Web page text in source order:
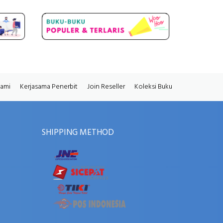
Kerjasama Penerbit Join Reseller Koleksi Buku
SHIPPING METHOD